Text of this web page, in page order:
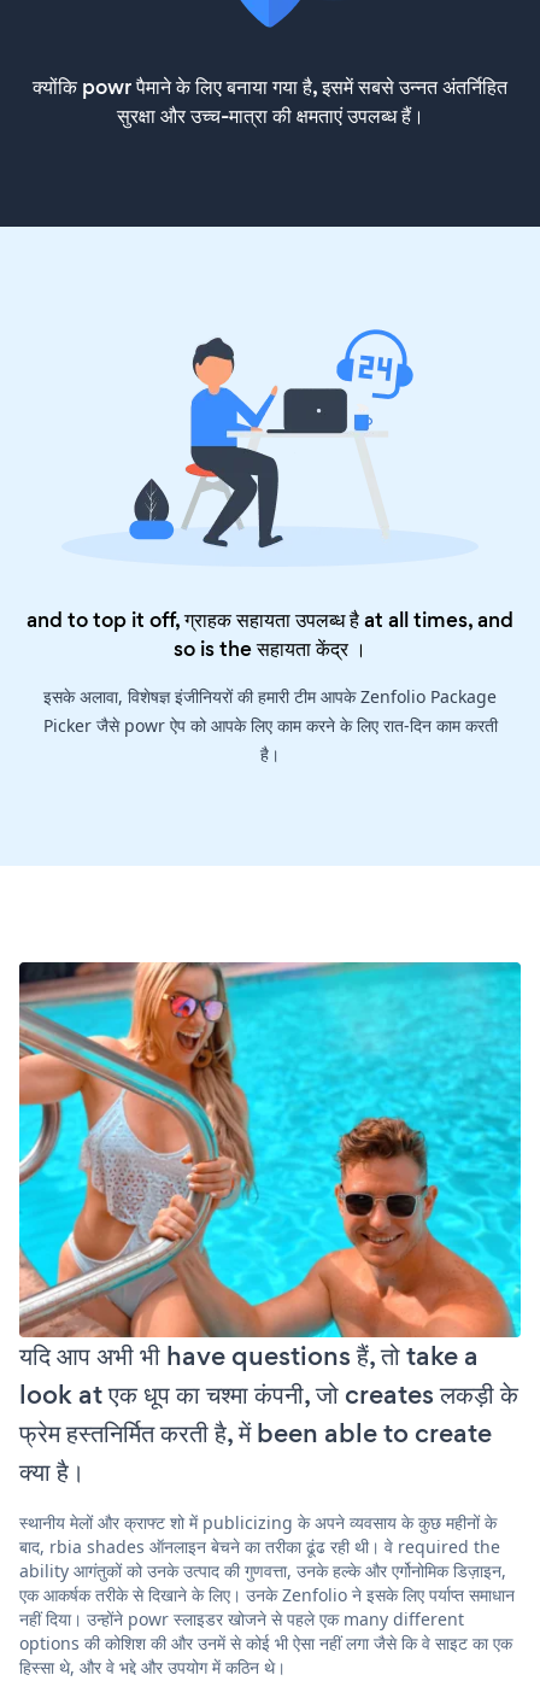
क्योंकि powr पैमाने के लिए बनाया गया है, इसमें सबसे उन्नत अंतर्निहित
सुरक्षा और उच्च-मात्रा की क्षमताएं उपलब्ध हैं।
and to top it off, ग्राहक सहायता उपलब्ध है at all times, and
so is theसहायता केंद्र।
इसके अलावा, विशेषज्ञ इंजीनियरों की हमारी टीम आपके Zenfolio Package
Picker जैसे powr ऐप को आपके लिए काम करने के लिए रात-दिन काम करती
है।
यदि आप अभी भी have questions हैं, तो take a
look at एक धूप का चश्मा कंपनी, जो creates लकड़ी के
फ्रेम हस्तनिर्मित करती है, में been able to create
क्या है।
स्थानीय मेलों और क्राफ्ट शो में publicizing के अपने व्यवसाय के कुछ महीनों के
बाद, rbia shades ऑनलाइन बेचने का तरीका ढूंढ रही थी। वे required the
ability आगंतुकों को उनके उत्पाद की गुणवत्ता, उनके हल्के और एर्गोनोमिक डिज़ाइन,
एक आकर्षक तरीके से दिखाने के लिए। उनके Zenfolio ने इसके लिए पर्याप्त समाधान
नहीं दिया। उन्होंने powr स्लाइडर खोजने से पहले एक many different
options की कोशिश की और उनमें से कोई भी ऐसा नहीं लगा जैसे कि वे साइट का एक
हिस्सा थे, और वे भद्दे और उपयोग में कठिन थे।